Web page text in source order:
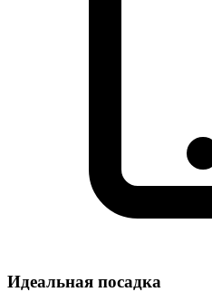
Идеальная посадка